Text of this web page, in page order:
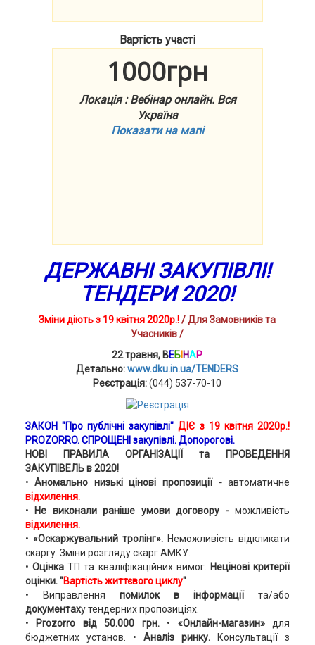
Вартість участі
1000грн
Локація : Вебінар онлайн. Вся
Україна
Показати на мапі
ДЕРЖАВНІ ЗАКУПІВЛІ!
ТЕНДЕРИ 2020!
Зміни діють з 19 квітня 2020р.!/ Для Замовників та
Учасників /
22 травня, ВЕБ НАР
Детально:www.dku.in.ua/TENDERS
Реєстрація:(044) 537-70-10
ЗАКОН "Про публічні закупівлі"ДІЄ з 19 квітня 2020р.!
PROZORRO.СПРОЩЕНІ закупівлі. Допорогові.
НОВІ ПРАВИЛА ОРГАНІЗАЦІЇ та ПРОВЕДЕННЯ
ЗАКУПІВЕЛЬ в 2020!
•Аномально низькі цінові пропозиції -автоматичне
відхилення.
•
Не виконали раніше умови договору -можливість
відхилення.
• «Оскаржувальний тролінг». Неможливість відкликати
скаргу. Зміни розгляду скарг АМКУ.
•ОцінкаТП та кваліфікаційних вимог. Нецінові критерії
оцінки."Вартість життєвого циклу"
• Виправлення помилок в інформаціїта/або
документаху тендерних пропозиціях.
•
Prozorro від 50.000 грн. • «Онлайн-магазин»для
бюджетних установ. • Аналіз ринку.
Консультації з